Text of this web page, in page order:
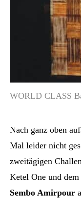
WORLD CLASS
Nach ganz oben
Mal leider nicht
zweitägigen
Ketel One und
Sembo Amirpour